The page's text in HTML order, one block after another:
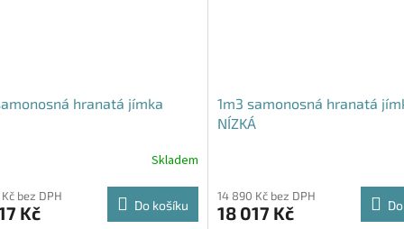
hranatá jímka
Skladem
bez DPH
Kč Do košíku
1m3 samonosná hranatá
NÍZKÁ
14 890 Kč bez DPH
18 017 Kč